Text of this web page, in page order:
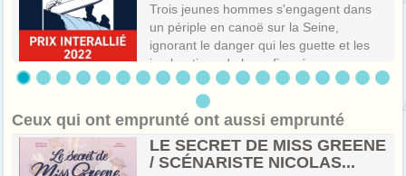
Trois jeunes hommes s'engagent dans
un périple en canoë sur la Seine,
ignorant le danger qui les guette et les
implorations de leurs fiancées
respectives. Premier roman.
Ceux qui ont emprunté ont aussi emprunté
LE SECRET DE MISS GREENE
/ SCÉNARISTE NICOLAS...